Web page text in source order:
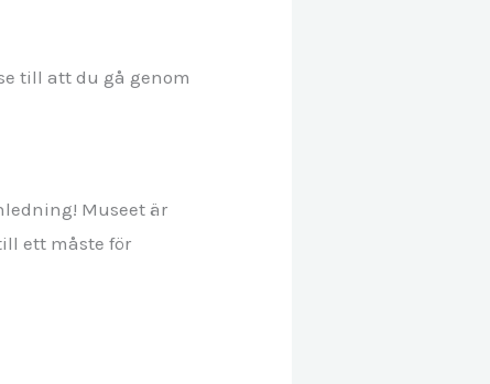
till att du gå genom
Museet är
ett måste för